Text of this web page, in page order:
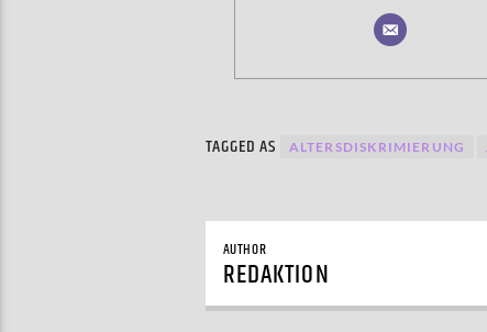
TAGGED AS ALTERSDISKRIMIERUNG
AUTHOR
REDAKTION